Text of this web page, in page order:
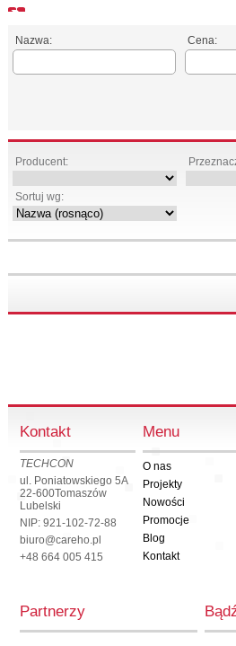
Nazwa: Cena:
Producent:
Sortuj wg:
Kontakt
TECHCON
ul. Poniatowskiego 5A
22-600Tomaszów
Lubelski
NIP: 921-102-72-88
biuro@careho.pl
+48 664 005 415
Menu
O nas
Projekty
Nowości
Promocje
Blog
Kontakt
Partnerzy